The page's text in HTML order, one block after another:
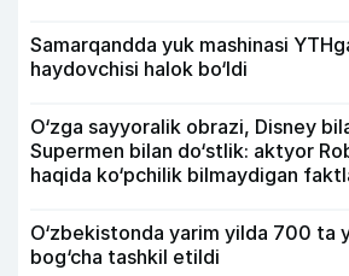
Samarqandda yuk mashinasi
haydovchisi halok bo‘ldi
O‘zga sayyoralik obrazi, Disney
Supermen bilan do‘stlik: aktyor
haqida ko‘pchilik bilmaydigan
O‘zbekistonda yarim yilda 700 ta
bog‘cha tashkil etildi